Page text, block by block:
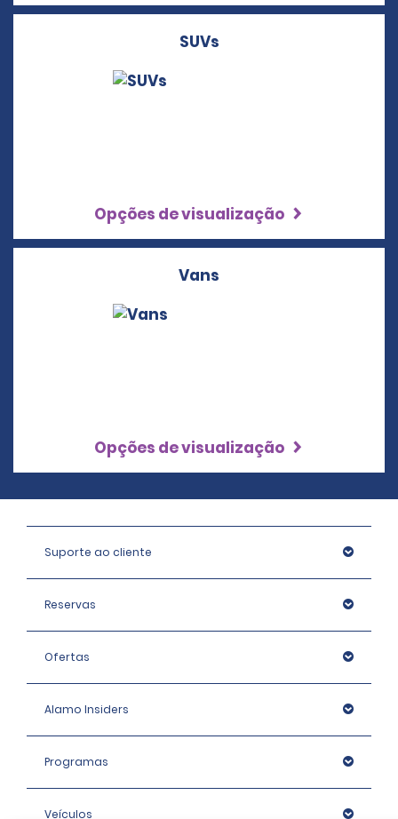
SUVs
Opções de visualização
Vans
Opções de visualização
Suporte ao cliente
Reservas
Ofertas
Alamo Insiders
Programas
Veículos